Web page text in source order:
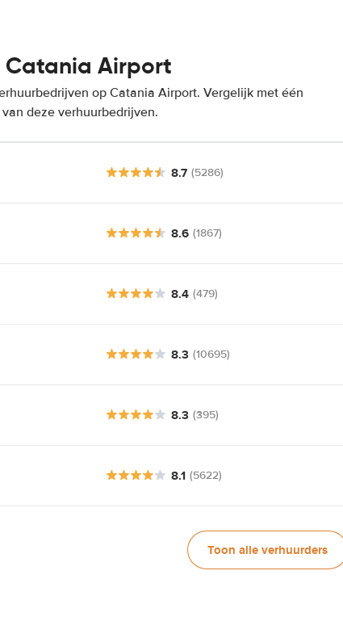
Catania Airport
op Catania Airport. Vergelijk met één
deze verhuurbedrijven.
8.7 (5286)
8.6 (1867)
8.4 (479)
8.3 (10695)
8.3 (395)
8.1 (5622)
Toon alle verhuurders